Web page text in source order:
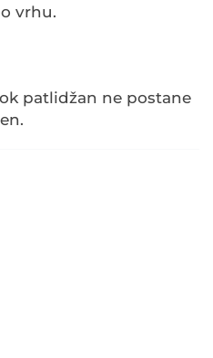
vrhu.
patlidžan ne postane